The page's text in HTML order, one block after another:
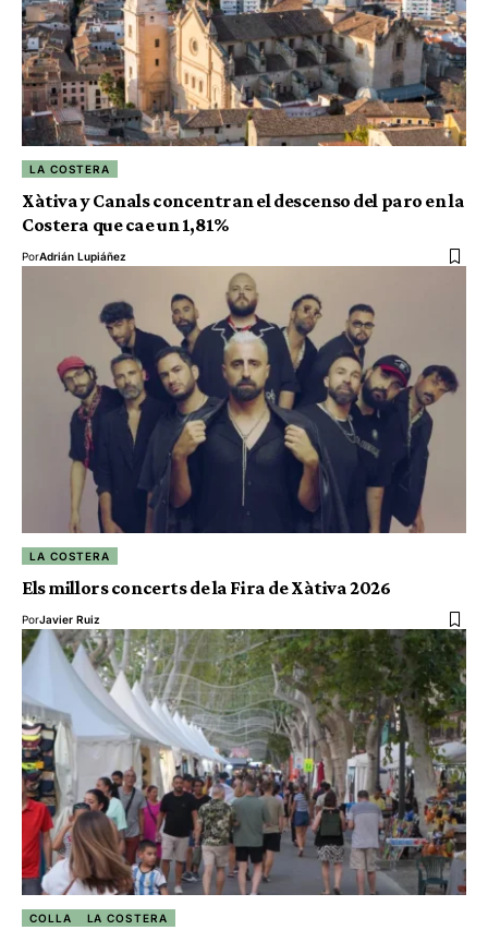
LA COSTERA
Xàtiva y Canals concentran el descenso del paro en la
Costera que cae un 1,81%
PorAdrián Lupiáñez
LA COSTERA
Els millors concerts de la Fira de Xàtiva 2026
PorJavier Ruiz
COLLA LA COSTERA